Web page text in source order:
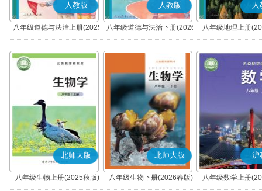
人教版
八年级道德与法治上册(2025
秋版)(部编版)
人教版
八年级道德与法治下册(2026
春版)(部编版)
人
八年级地理上册
北师大版
八年级生物上册(2025秋版)
北师大版
八年级生物下册(2026春版)
沪
八年级数学上册